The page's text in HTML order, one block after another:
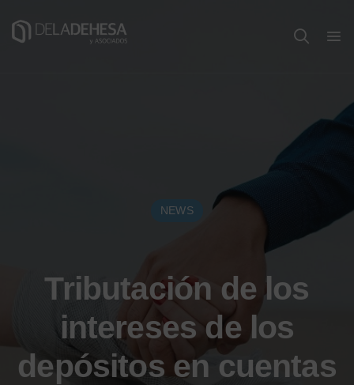
NEWS
Tributación de los
intereses de los
depósitos en cuentas